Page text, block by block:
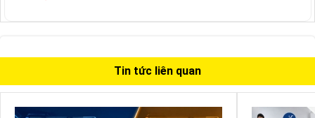
Tin tức liên quan